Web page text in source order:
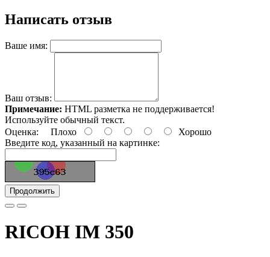
Написать отзыв
Ваше имя:
Ваш отзыв:
Примечание: HTML разметка не поддерживается!
Используйте обычный текст.
Оценка: Плохо
Хорошо
Введите код, указанный на картинке:
Продолжить
RICOH IM 350